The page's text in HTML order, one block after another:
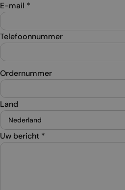
E-mail *
Telefoonnummer
Ordernummer
Land
Uw bericht *